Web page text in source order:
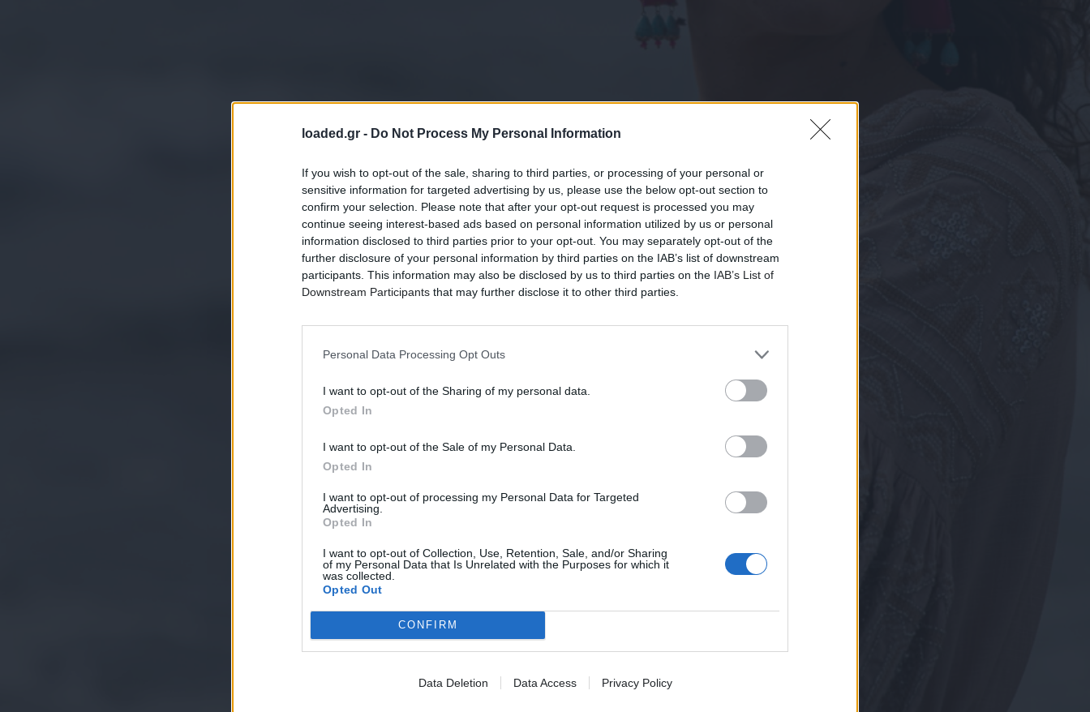
loaded.gr - Do Not Process My Personal Information
If you wish to opt-out of the sale, sharing to third parties, or processing of your personal or
sensitive information for targeted advertising by us, please use the below opt-out section to
confirm your selection. Please note that after your opt-out request is processed you may
continue seeing interest-based ads based on personal information utilized by us or personal
information disclosed to third parties prior to your opt-out. You may separately opt-out of the
further disclosure of your personal information by third parties on the IAB’s list of downstream
participants. This information may also be disclosed by us to third parties on the IAB’s List of
Downstream Participants that may further disclose it to other third parties.
Personal Data Processing Opt Outs
I want to opt-out of the Sharing of my personal data.
Opted In
I want to opt-out of the Sale of my Personal Data.
Opted In
I want to opt-out of processing my Personal Data for Targeted
Advertising.
Opted In
I want to opt-out of Collection, Use, Retention, Sale, and/or Sharing
of my Personal Data that Is Unrelated with the Purposes for which it
was collected.
Opted Out
CONFIRM
Data Deletion Data Access Privacy Policy